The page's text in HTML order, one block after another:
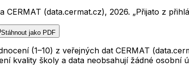
CERMAT (data.cermat.cz), 2026. „Přijato z
Stáhnout jako PDF
(1–10) z veřejných dat CERMAT
kvality školy a data neobsahují žádné osobní